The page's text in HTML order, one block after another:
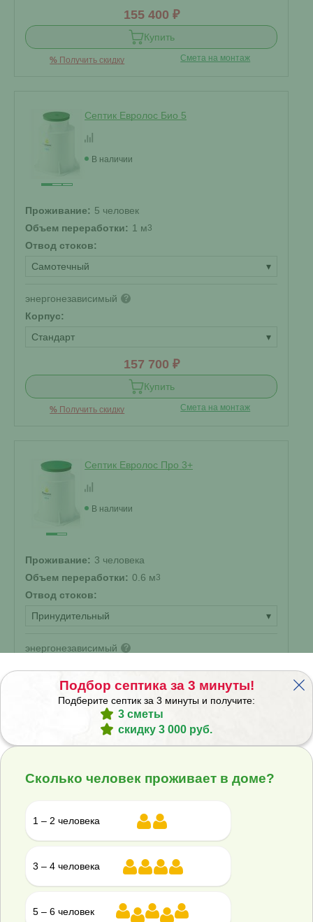
155 400 ₽
Купить
% Получить скидку Смета на монтаж
Септик Евролос Био 5
В наличии
Проживание: 5 человек
Объем переработки: 1 м3
Отвод стоков:
Самотечный
▾
энергонезависимый ?
Корпус:
Стандарт
▾
157 700 ₽
Купить
% Получить скидку Смета на монтаж
Септик Евролос Про 3+
В наличии
Проживание: 3 человека
Объем переработки: 0.6 м3
Отвод стоков:
Принудительный
▾
энергонезависимый ?
Стандарт
158 500 ₽
Купить
Септик Евролос Про 4
В наличии
Проживание:
4 человека
Подбор септика за 3 минуты!
Подберите септик за 3 минуты и получите:
3 сметы
скидку 3 000 руб.
Сколько человек проживает в доме?
1 – 2 человека
3 – 4 человека
5 – 6 человек